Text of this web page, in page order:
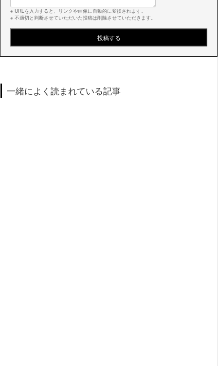
※ URLを入力すると、リンクや画像に自動的に変換されます。
※ 不適切と判断させていただいた投稿は削除させていただきます。
一緒によく読まれている記事